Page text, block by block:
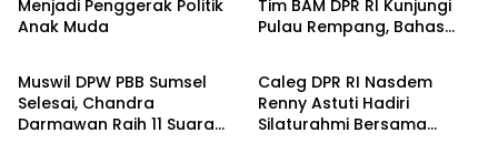
Menjadi Penggerak Politik
Anak Muda
Tim BAM DPR RI Kunjungi
Pulau Rempang, Bahas
Politik
Muswil DPW PBB Sumsel
Selesai, Chandra
Darmawan Raih 11 Suara
Politik
Caleg DPR RI Nasdem
Renny Astuti Hadiri
Silaturahmi Bersama
Politik Politik